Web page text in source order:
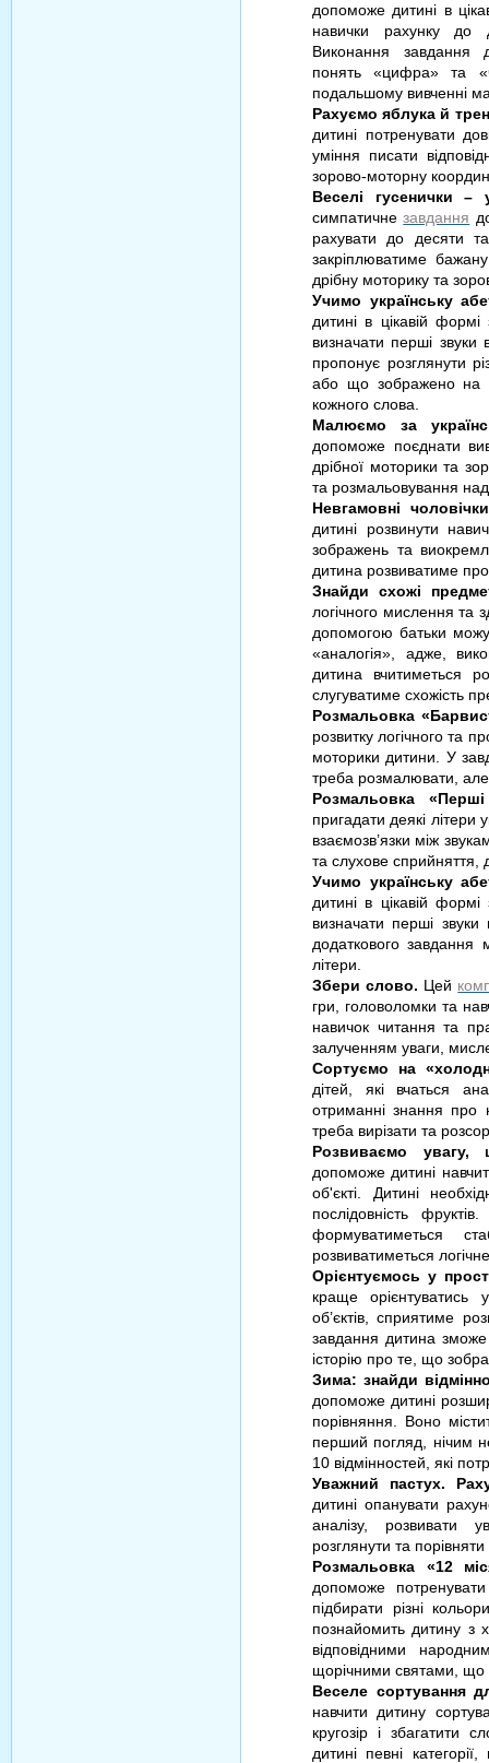
допоможе дитині в
навички рахунку до
Виконання завдання
понять «цифра» та
подальшому вивченні
Рахуємо яблука й
дитині потренувати
уміння писати
зорово-моторну
Веселі гусенички
симпатичнезавдання
рахувати до десяти
закріплюватиме
дрібну моторику та
Учимо українську
дитині в цікавій формі
визначати перші звуки
пропонує розглянути
або що зображено на
кожного слова.
Малюємо за
допоможе поєднати
дрібної моторики та
та розмальовування
Невгамовні
дитині розвинути
зображень та
дитина розвиватиме
Знайди схожі
логічного мислення та
допомогою батьки
«аналогія», адже,
дитина вчитиметься
слугуватиме схожість
Розмальовка
розвитку логічного та
моторики дитини. У
треба розмалювати,
Розмальовка «Перші
пригадати деякі
взаємозв’язки між
та слухове сприйняття,
Учимо українську
дитині в цікавій формі
визначати перші звуки
додаткового завдання
літери.
Збери слово. Цей
гри, головоломки та
навичок читання та
залученням уваги,
Сортуємо на
дітей, які вчаться
отриманні знання про
треба вирізати та
Розвиваємо
допоможе дитині
об'єкті. Дитині
послідовність
формуватиметься
розвиватиметься
Орієнтуємось у
краще орієнтуватись
об’єктів, сприятиме
завдання дитина зможе
історію про те, що
Зима: знайди
допоможе дитині
порівняння. Воно
перший погляд, нічим
10 відмінностей, які
Уважний пастух.
дитині опанувати
аналізу, розвивати
розглянути та
Розмальовка «12
допоможе
підбирати різні
познайомить дитину з
відповідними
щорічними святами, що
Веселе сортування
навчити дитину
кругозір і збагатити
дитині певні